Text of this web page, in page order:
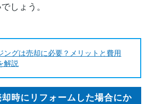
しょう。
ングは売却に必要？メリットと費用
解説
時にリフォームした場合にか